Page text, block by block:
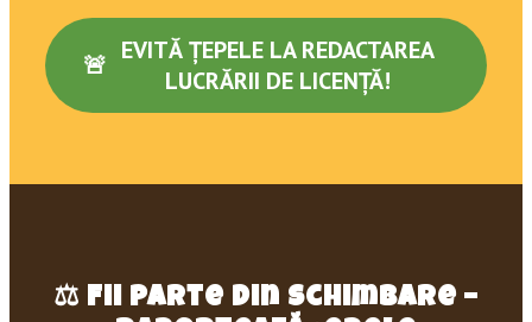
🚨 EVITĂ ȚEPELE LA REDACTAREA
LUCRĂRII DE LICENȚĂ!
⚖️ Fii parte din schimbare –